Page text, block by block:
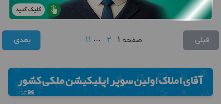
کلیک کنید
قبلی صفحه 1
2
...
11 بعدی